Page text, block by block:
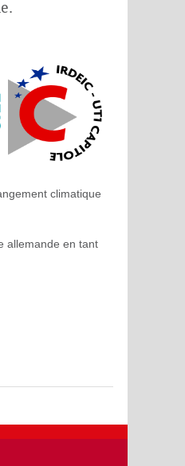
climatique
allemande en tant